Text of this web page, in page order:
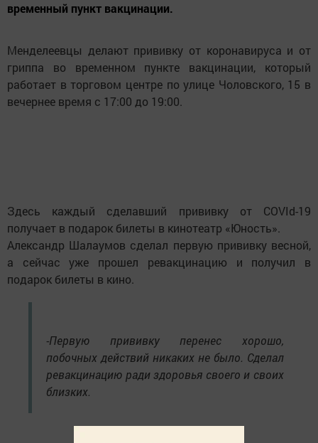
временный пункт вакцинации.
Менделеевцы делают прививку от коронавируса и от
гриппа во временном пункте вакцинации, который
работает в торговом центре по улице Чоловского, 15 в
вечернее время с 17:00 до 19:00.
Здесь каждый сделавший прививку от COVId-19
получает в подарок билеты в кинотеатр «Юность».
Александр Шалаумов сделал первую прививку весной,
а сейчас уже прошел ревакцинацию и получил в
подарок билеты в кино.
-Первую прививку перенес хорошо,
побочных действий никаких не было. Сделал
ревакцинацию ради здоровья своего и своих
близких.